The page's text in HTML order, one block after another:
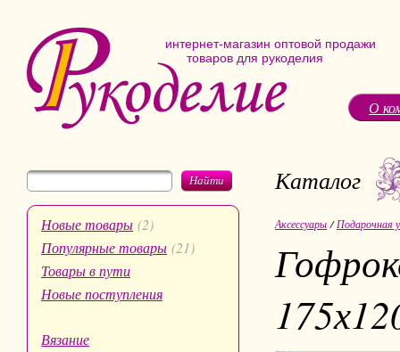
интернет-магазин оптовой продажи
товаров для рукоделия
О
Найти
Новые товары (2)
Популярные товары (21)
Товары в пути
Новые поступления
Вязание
Каталог
Аксессуары /Подарочная